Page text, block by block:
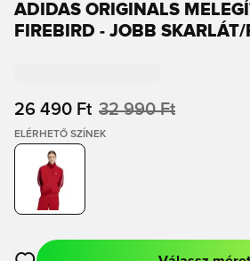
ADIDAS ORIGINALS
FIREBIRD - JOBB SKARLÁT/
26 490 Ft 32 990 Ft
ELÉRHETŐ SZÍNEK